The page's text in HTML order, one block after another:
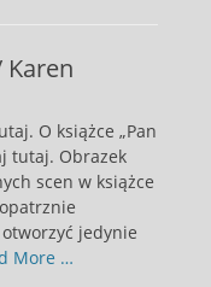
Karen
O książce „Pan
tutaj. Obrazek
scen w książce
jedynie
More …